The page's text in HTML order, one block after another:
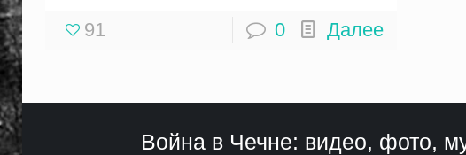
91 0 Далее
Война в Чечне: видео, фото,